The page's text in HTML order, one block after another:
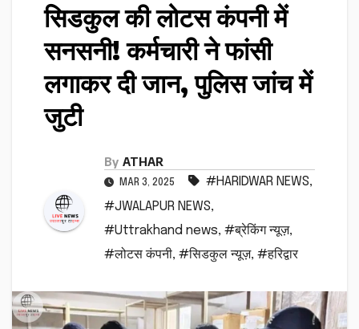
सिडकुल की लोटस कंपनी में
सनसनी! कर्मचारी ने फांसी
लगाकर दी जान, पुलिस जांच में
जुटी
By ATHAR
MAR 3, 2025 #HARIDWAR NEWS,
#JWALAPUR NEWS,
#Uttrakhand news, #ब्रेकिंग न्यूज़,
#लोटस कंपनी, #सिडकुल न्यूज़, #हरिद्वार